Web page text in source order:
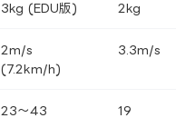
3kg (EDU版) 2kg
2m/s
(7.2km/h)
3.3m/s
23～43
19